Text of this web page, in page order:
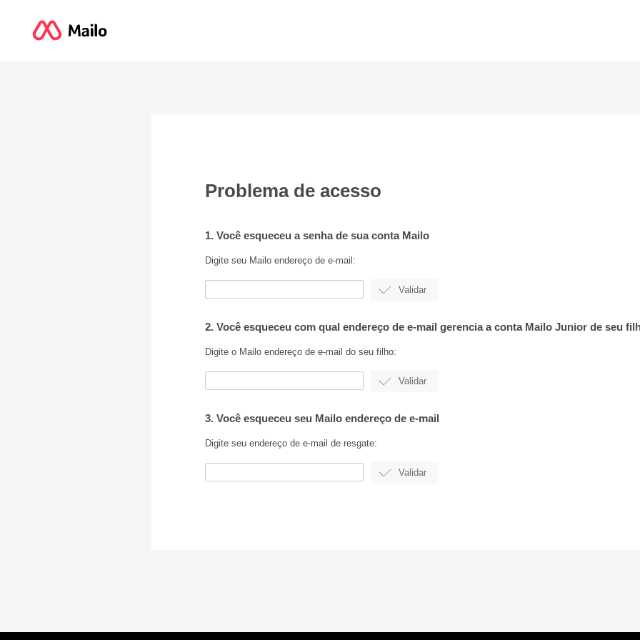
Problema de acesso
1. Você esqueceu a senha de sua conta Mailo
Digite seu Mailo endereço de e-mail:
2. Você esqueceu com qual endereço de e-mail gerencia a conta Mailo Junior de seu
Digite o Mailo endereço de e-mail do seu filho:
3. Você esqueceu seu Mailo endereço de e-mail
Digite seu endereço de e-mail de resgate: